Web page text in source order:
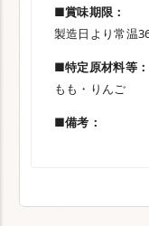
■賞味期限：
製造日より常温
■特定原材料等：
もも・りんご
■備考：